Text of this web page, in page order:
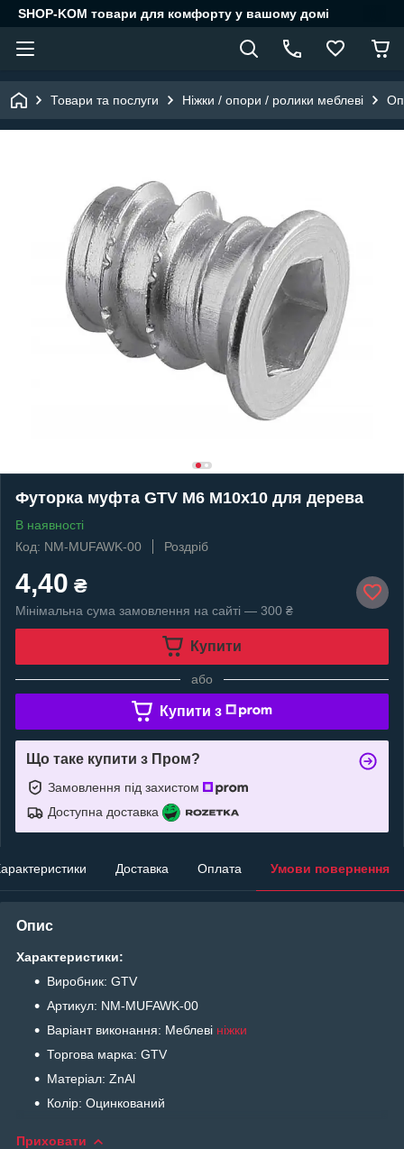
SHOP-KOM товари для комфорту у вашому домі
Товари та послуги Ніжки / опори / ролики меблеві
Футорка муфта GTV M6 M10х10 для дерева
В наявності
Код: NM-MUFAWK-00
Роздріб
4,40 ₴
Мінімальна сума замовлення на сайті — 300 ₴
Купити
або
Купити з
Що таке купити з Пром?
Замовлення під захистом
Доступна доставка
Доставка Оплата Умови повернення
Опис
Характеристики:
Виробник: GTV
Артикул: NM-MUFAWK-00
Варіант виконання: Меблеві ніжки
Торгова марка: GTV
Матеріал: ZnAl
Колір: Оцинкований
Приховати